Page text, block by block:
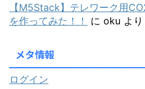
【M5Stack】テレワーク用
を作ってみた！！
に oku より
メタ情報
ログイン